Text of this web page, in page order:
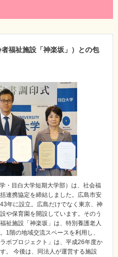
福祉施設「神楽坂」）との包
・目白大学短期大学部）は、社会福
連携協定を締結しました。広島市安
年に設立。広島だけでなく東京、神
や保育園を開設しています。そのう
祉施設「神楽坂」は、特別養護老人
1階の地域交流スペースを利用し、
ボプロジェクト」は、平成26年度か
。 今後は、同法人が運営する施設